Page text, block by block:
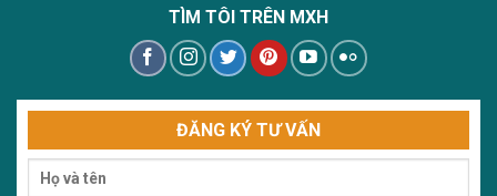
TÌM TÔI TRÊN MXH
ĐĂNG KÝ TƯ VẤN